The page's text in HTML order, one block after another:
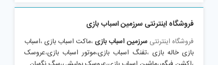
فروشگاه اینترنتی سرزمین اسباب بازی
فروشگاه اینترنتی سرزمین اسباب بازی،ماکت اسباب بازی،اسباب
بازی خاله بازی ،تفنگ اسباب بازی،موتور اسباب بازی،عروسک